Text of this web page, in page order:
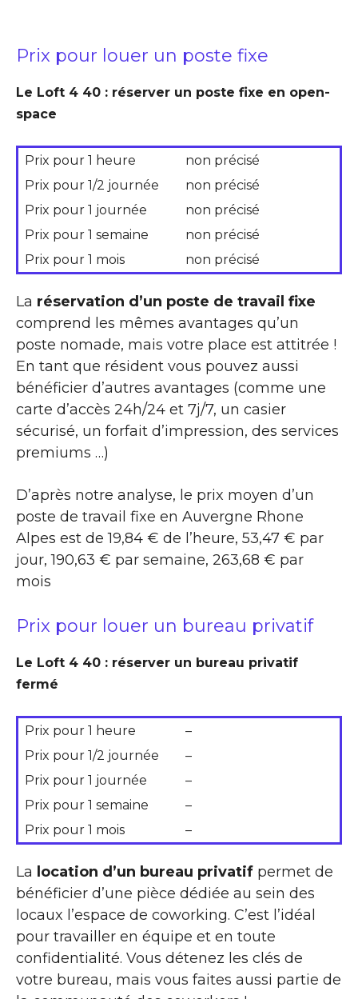
Prix pour louer un poste fixe
Le Loft 4 40 : réserver un poste fixe en open-
space
Prix pour 1 heure
non précisé
Prix pour 1/2 journée
non précisé
Prix pour 1 journée
non précisé
Prix pour 1 semaine
non précisé
Prix pour 1 mois
non précisé
La réservation d’un poste de travail fixe
comprend les mêmes avantages qu’un
poste nomade, mais votre place est attitrée !
En tant que résident vous pouvez aussi
bénéficier d’autres avantages (comme une
carte d’accès 24h/24 et 7j/7, un casier
sécurisé, un forfait d’impression, des services
premiums …)
D’après notre analyse, le prix moyen d’un
poste de travail fixe en Auvergne Rhone
Alpes est de 19,84 € de l’heure, 53,47 € par
jour, 190,63 € par semaine, 263,68 € par
mois
Prix pour louer un bureau privatif
Le Loft 4 40 : réserver un bureau privatif
fermé
Prix pour 1 heure
–
Prix pour 1/2 journée
–
Prix pour 1 journée
–
Prix pour 1 semaine
–
Prix pour 1 mois
–
La location d’un bureau privatif permet de
bénéficier d’une pièce dédiée au sein des
locaux l’espace de coworking. C’est l’idéal
pour travailler en équipe et en toute
confidentialité. Vous détenez les clés de
votre bureau, mais vous faites aussi partie de